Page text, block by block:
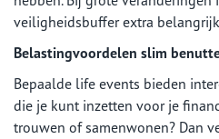
veiligheidsbuffer extra
Belastingvoordelen slim
Bepaalde life events bieden
die je kunt inzetten voor je
trouwen of samenwonen? Dan